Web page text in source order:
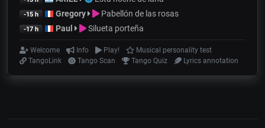
-15 h Gregory Pabellón de las rosas
-17 h Paul Silueta porteña
Welcome Info Play!
Musical personality test
TangoLink
Tango Scan Tango Quiz Lyrics annotation